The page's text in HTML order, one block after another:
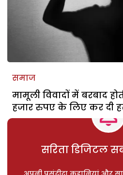
समाज
मामूली विवादों में बरबाद
हजार रुपए के लिए कर दी
सरिता डिजिटल